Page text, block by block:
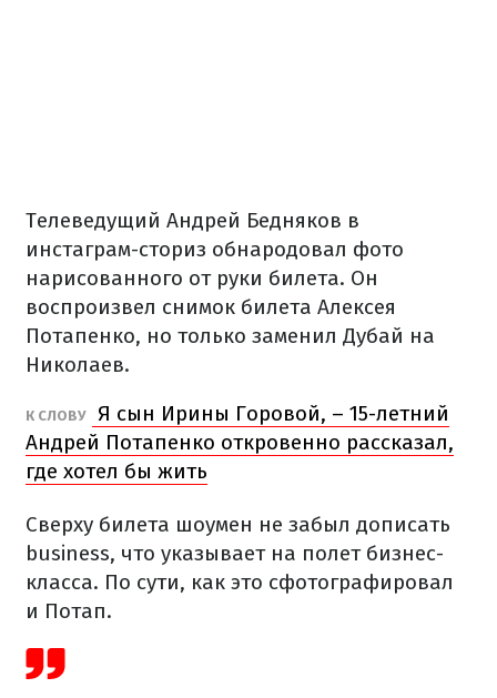
Телеведущий Андрей Бедняков в
инстаграм-сториз обнародовал фото
нарисованного от руки билета. Он
воспроизвел снимок билета Алексея
Потапенко, но только заменил Дубай на
Николаев.
К СЛОВУ
Я сын Ирины Горовой, – 15-летний
Андрей Потапенко откровенно рассказал,
где хотел бы жить
Сверху билета шоумен не забыл дописать
business, что указывает на полет бизнес-
класса. По сути, как это сфотографировал
и Потап.